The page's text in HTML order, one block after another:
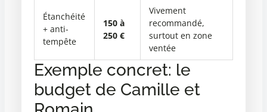
Étanchéité
+ anti-
tempête
150 à
250 €
Vivement
recommandé,
surtout en zone
ventée
Exemple concret: le
budget de Camille et